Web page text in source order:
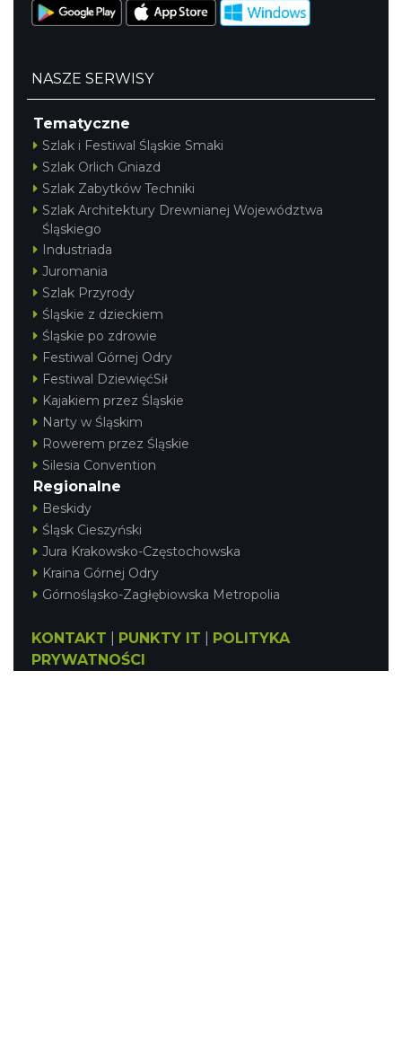
NASZE SERWISY
Tematyczne
Szlak i Festiwal Śląskie Smaki
Szlak Orlich Gniazd
Szlak Zabytków Techniki
Szlak Architektury Drewnianej Województwa
Śląskiego
Industriada
Juromania
Szlak Przyrody
Śląskie z dzieckiem
Śląskie po zdrowie
Festiwal Górnej Odry
Festiwal DziewięćSił
Kajakiem przez Śląskie
Narty w Śląskim
Rowerem przez Śląskie
Silesia Convention
Regionalne
Beskidy
Śląsk Cieszyński
Jura Krakowsko-Częstochowska
Kraina Górnej Odry
Górnośląsko-Zagłębiowska Metropolia
KONTAKT PUNKTY IT
POLITYKA
PRYWATNOŚCI